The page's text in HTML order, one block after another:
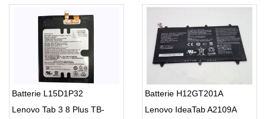
Batterie L15D1P32
Lenovo Tab 3 8 Plus TB-
Batterie H12GT201A
Lenovo IdeaTab A2109A